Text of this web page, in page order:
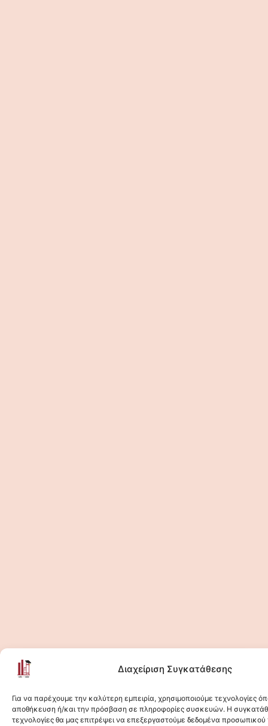
Διαχείριση Συγκατάθεσης
Για να παρέχουμε την καλύτερη εμπειρία, χρησιμοποιούμε τεχνολογίες
αποθήκευση ή/και την πρόσβαση σε πληροφορίες συσκευών. Η
τεχνολογίες θα μας επιτρέψει να επεξεργαστούμε δεδομένα
Κάντε κλικ για να αποδεχτείτε cookies